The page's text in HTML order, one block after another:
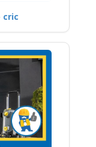
cric